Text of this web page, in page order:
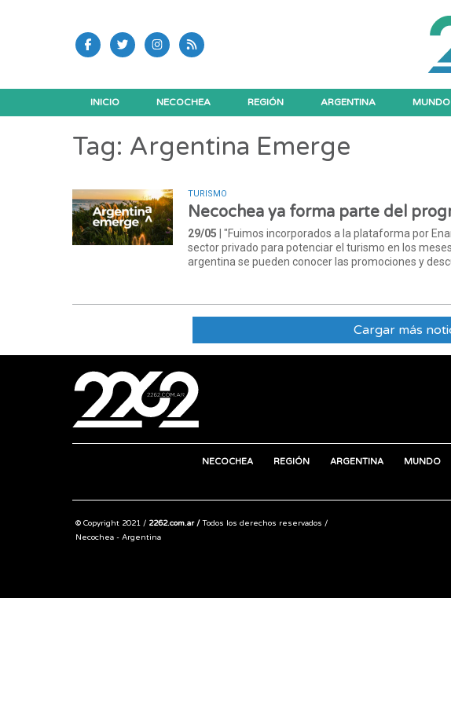
INICIO NECOCHEA REGIÓN ARGENTINA MUNDO
Tag: Argentina Emerge
TURISMO
Necochea ya forma parte del
29/05 | "Fuimos incorporados a la plataforma por
sector privado para potenciar el turismo en los
argentina se pueden conocer las promociones y
Cargar más
NECOCHEA REGIÓN ARGENTINA MUNDO
© Copyright 2021 / 2262.com.ar /Todos los derechos reservados /
Necochea - Argentina